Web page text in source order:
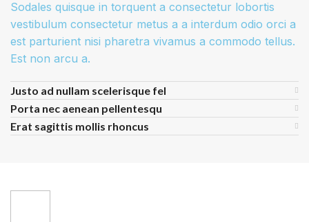
Sodales quisque in torquent a consectetur lobortis
vestibulum consectetur metus a a interdum odio orci a
est parturient nisi pharetra vivamus a commodo tellus.
Est non arcu a.
Justo ad nullam scelerisque fel
Porta nec aenean pellentesqu
Erat sagittis mollis rhoncus